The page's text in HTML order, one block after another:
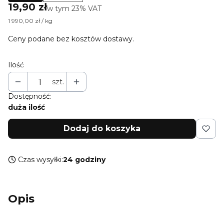
Cena
19,90 złw tym 23% VAT
w tym 23% VAT
1 990,00 zł / kg
Ceny podane bez kosztów dostawy.
Ilość
szt.
Dostępność:
duża ilość
Dodaj do koszyka
Czas wysyłki:24 godziny
Opis